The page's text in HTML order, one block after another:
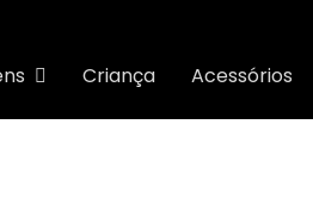
Criança Acessórios